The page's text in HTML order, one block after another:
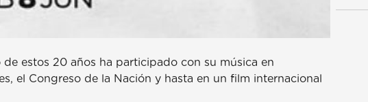
estos 20 años ha participado con su música en
el Congreso de la Nación y hasta en un film internacional